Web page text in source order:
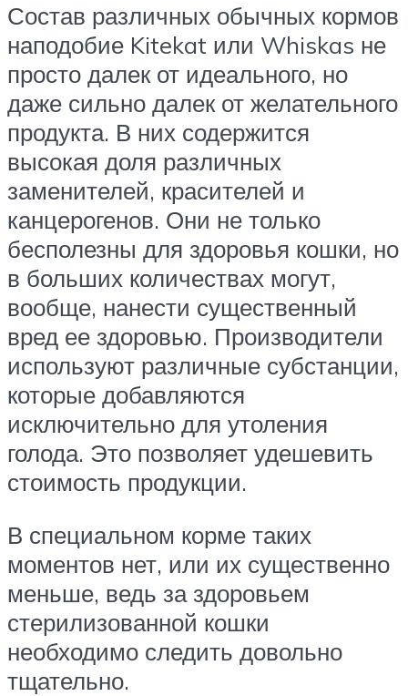
Состав различных обычных кормов
наподобие Kitekat или Whiskas не
просто далек от идеального, но
даже сильно далек от желательного
продукта. В них содержится
высокая доля различных
заменителей, красителей и
канцерогенов. Они не только
бесполезны для здоровья кошки, но
в больших количествах могут,
вообще, нанести существенный
вред ее здоровью. Производители
используют различные субстанции,
которые добавляются
исключительно для утоления
голода. Это позволяет удешевить
стоимость продукции.
В специальном корме таких
моментов нет, или их существенно
меньше, ведь за здоровьем
стерилизованной кошки
необходимо следить довольно
тщательно.